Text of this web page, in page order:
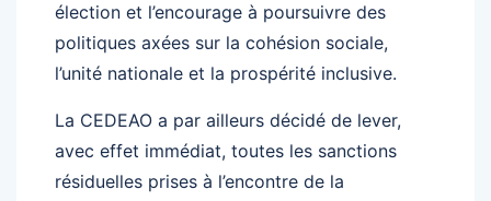
élection et l’encourage à poursuivre des
politiques axées sur la cohésion sociale,
l’unité nationale et la prospérité inclusive.
La CEDEAO a par ailleurs décidé de lever,
avec effet immédiat, toutes les sanctions
résiduelles prises à l’encontre de la